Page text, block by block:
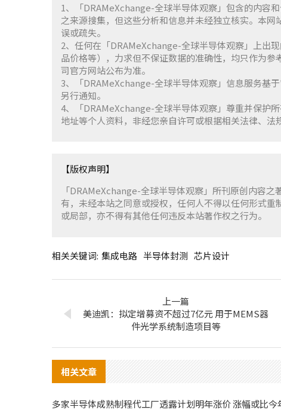
1、「DRAMeXchange-全球半导体观察」包含的内容
之来源搜集，但这些分析和信息并未经独立核实。本
误或疏失。
2、任何在「DRAMeXchange-全球半导体观察」上出
品价格等），力求但不保证数据的准确性，均只作为
司官方网站公布为准。
3、「DRAMeXchange-全球半导体观察」信息服务基
另行通知。
4、「DRAMeXchange-全球半导体观察」尊重并保护
地址等个人资料，非经您亲自许可或根据相关法律、法
【版权声明】
「DRAMeXchange-全球半导体观察」所刊原创内容
有，未经本站之同意或授权，任何人不得以任何形式
或局部，亦不得有其他任何违反本站著作权之行为。
相关关键词: 集成电路 半导体封测 芯片设计
上一篇
美迪凯：拟定增募资不超过7亿元 用于MEMS器
件光学系统制造项目等
相关文章
多家半导体成熟制程代工厂透露计划明年涨价 涨幅或比今